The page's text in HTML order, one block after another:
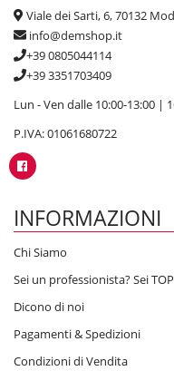
Viale dei Sarti, 6, 70132
info@demshop.it
+39 0805044114
+39 3351703409
Lun - Ven dalle 10:00-13:00 |
P.IVA: 01061680722
INFORMAZIONI
Chi Siamo
Sei un professionista? Sei TOP
Dicono di noi
Pagamenti & Spedizioni
Condizioni di Vendita